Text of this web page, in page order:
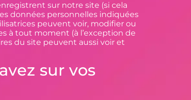
sur notre site (si cela
données personnelles indiquées
peuvent voir, modifier ou
à tout moment (à l’exception de
du site peuvent aussi voir et
sur vos